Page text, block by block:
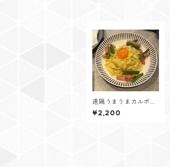
遠隔うまうまカルボナ
ーラ
¥2,200